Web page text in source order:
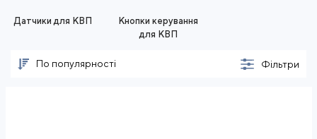
Датчики для КВП
Кнопки керування
для КВП
По популярності Фільтри